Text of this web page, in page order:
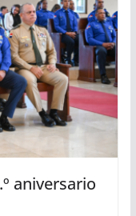
aniversario